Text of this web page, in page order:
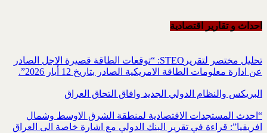
احداث و تقاریر اقتصادیة
تحليل مختصر لتقريرSTEO‏: “توقعات الطاقة قصيرة الاجل الصادر
عن ادارة معلومات الطاقة الامريكية ‏الصادر بتاريخ 12 أيار 2026”.‏
البريكس والنظام الدولي الجديد وافاق التحاق العراق
“احدث المستجدات الاقتصادية لمنطقة الشرق الاوسط وشمال
افريقيا”: قراءة في تقرير البنك الدولي مع اشارة خاصة الى العراق